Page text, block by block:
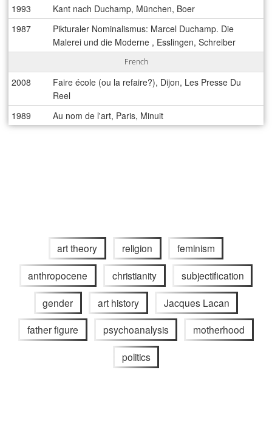
1993
Kant nach Duchamp, München, Boer
1987
Pikturaler Nominalismus: Marcel Duchamp. Die
Malerei und die Moderne , Esslingen, Schreiber
French
2008
Faire école (ou la refaire?), Dijon, Les Presse Du
Reel
1989
Au nom de l'art, Paris, Minuit
art theory religion feminism
anthropocene christianity subjectification
gender art history Jacques Lacan
father figure psychoanalysis motherhood
politics